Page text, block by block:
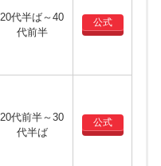
20代半ば～40
代前半
公式
20代前半～30
代半ば
公式